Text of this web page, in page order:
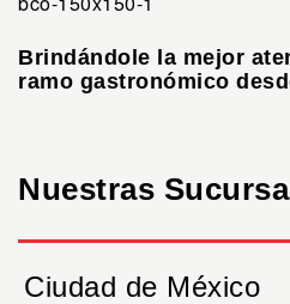
Brindándole la mejor
ramo gastronómico
Nuestras
Ciudad de México